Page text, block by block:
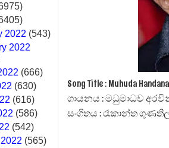
Sandak Awith Song Lyrics - සඳක් ඇවිත් ගීතයේ පද
Swetha Sande Song Lyrics - ශ්වේත සඳේ ගීතයේ පද
Ma Igili Giya Lyrics - මා ඉගිලී ගියා ගීතයේ පද පෙළ
Ras Balan Song Lyrics - රැස් බලන් ගීතයේ පද පෙළ
Hoda sihiyen Song Lyrics - හොද සිහියෙන් ගීතයේ පද
Awanken Song Lyrics - අවංකෙන් ගීතයේ පද පෙළ
2022 (543)
2022
(666)
(630)
(616)
(586)
(542)
(565)
Song Title : Muhuda
ගායනය : මධුමාධව
සංගිතය : රෑකාන්ත